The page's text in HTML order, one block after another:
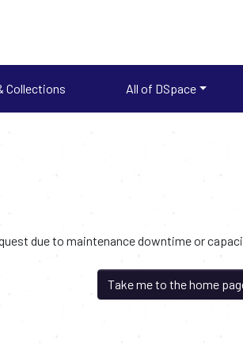
Collections All of DSpace
due to maintenance downtime or
Take me to the home